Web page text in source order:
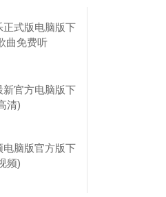
正式版电脑版下
曲免费听
新官方电脑版下
清)
电脑版官方版下
频)